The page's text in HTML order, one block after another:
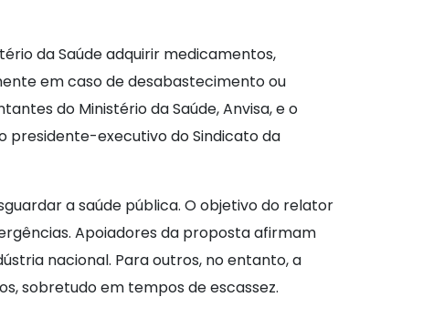
da Saúde adquirir medicamentos,
em caso de desabastecimento ou
do Ministério da Saúde, Anvisa, e o
presidente-executivo do Sindicato da
a saúde pública. O objetivo do relator
Apoiadores da proposta afirmam
nacional. Para outros, no entanto, a
sobretudo em tempos de escassez.